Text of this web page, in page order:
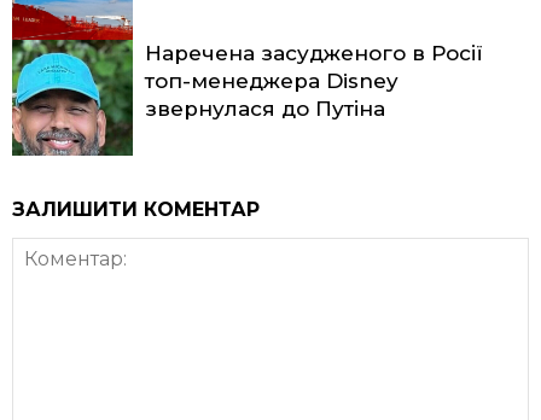
Наречена засудженого в Росії
топ-менеджера Disney
звернулася до Путіна
ЗАЛИШИТИ КОМЕНТАР